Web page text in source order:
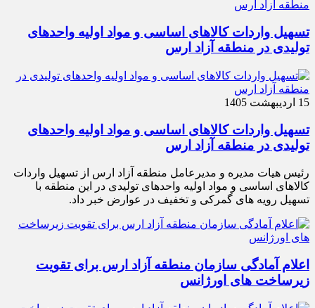
تسهیل واردات کالاهای اساسی و مواد اولیه واحدهای
تولیدی در منطقه آزاد ارس
15 اردیبهشت 1405
تسهیل واردات کالاهای اساسی و مواد اولیه واحدهای
تولیدی در منطقه آزاد ارس
رئیس هیات مدیره و مدیرعامل منطقه آزاد ارس از تسهیل واردات
کالاهای اساسی و مواد اولیه واحدهای تولیدی در این منطقه با
تسهیل رویه های گمرکی و تخفیف در عوارض خبر داد.
اعلام آمادگی سازمان منطقه آزاد ارس برای تقویت
زیرساخت‌ های اورژانس